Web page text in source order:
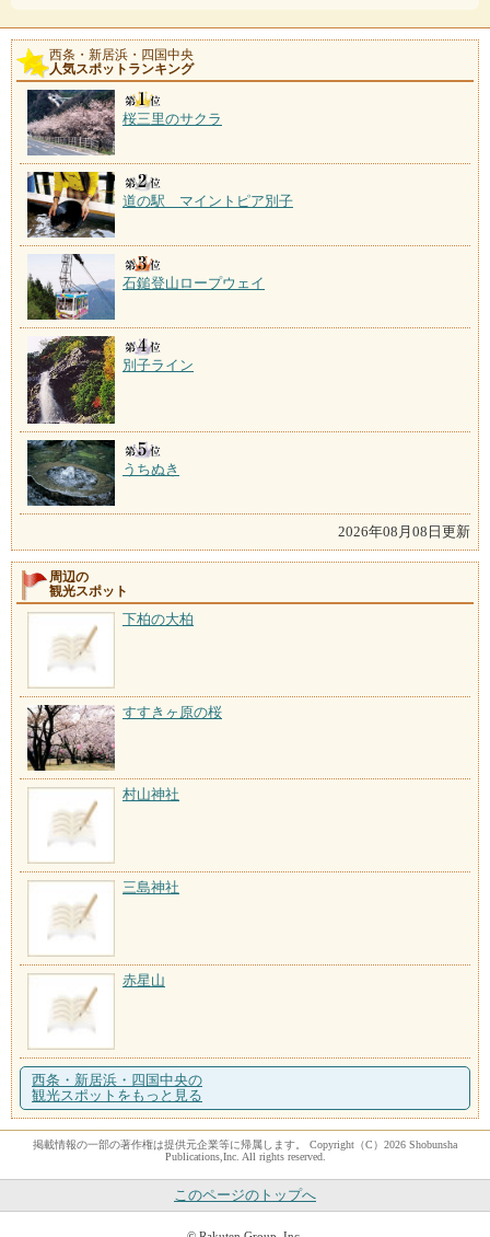
西条・新居浜・四国中央
人気スポットランキング
桜三里のサクラ
道の駅 マイントピア別子
石鎚登山ロープウェイ
別子ライン
うちぬき
2026年08月08日更新
周辺の
観光スポット
下柏の大柏
すすきヶ原の桜
村山神社
三島神社
赤星山
西条・新居浜・四国中央の
観光スポットをもっと見る
掲載情報の一部の著作権は提供元企業等に帰属します。 Copyright（C）2026 Shobunsha
Publications,Inc. All rights reserved.
このページのトップへ